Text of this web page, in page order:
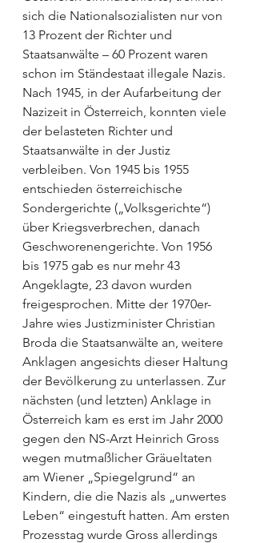
sich die Nationalsozialisten nur von
13 Prozent der Richter und
Staatsanwälte – 60 Prozent waren
schon im Ständestaat illegale Nazis.
Nach 1945, in der Aufarbeitung der
Nazizeit in Österreich, konnten viele
der belasteten Richter und
Staatsanwälte in der Justiz
verbleiben. Von 1945 bis 1955
entschieden österreichische
Sondergerichte („Volksgerichte“)
über Kriegsverbrechen, danach
Geschworenengerichte. Von 1956
bis 1975 gab es nur mehr 43
Angeklagte, 23 davon wurden
freigesprochen. Mitte der 1970er-
Jahre wies Justizminister Christian
Broda die Staatsanwälte an, weitere
Anklagen angesichts dieser Haltung
der Bevölkerung zu unterlassen. Zur
nächsten (und letzten) Anklage in
Österreich kam es erst im Jahr 2000
gegen den NS-Arzt Heinrich Gross
wegen mutmaßlicher Gräueltaten
am Wiener „Spiegelgrund“ an
Kindern, die die Nazis als „unwertes
Leben“ eingestuft hatten. Am ersten
Prozesstag wurde Gross allerdings